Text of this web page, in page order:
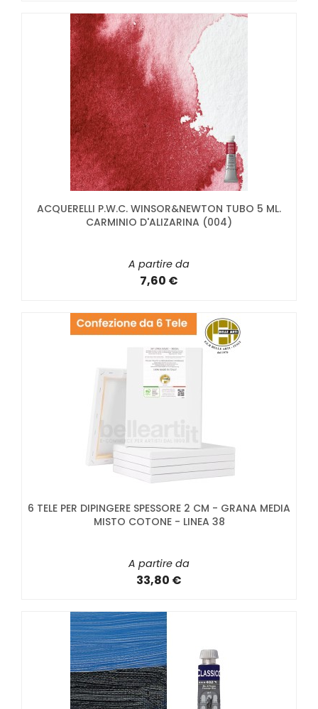
ACQUERELLI P.W.C. WINSOR&NEWTON TUBO 5 ML.
CARMINIO D'ALIZARINA (004)
A partire da
7,60 €
6 TELE PER DIPINGERE SPESSORE 2 CM - GRANA MEDIA
MISTO COTONE - LINEA 38
A partire da
33,80 €